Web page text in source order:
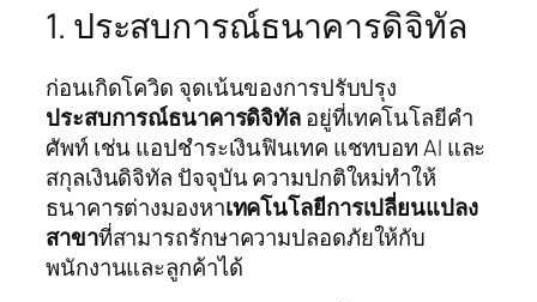
1. ประสบการณ์ธนาคารดิจิทัล
ก่อนเกิดโควิด จุดเน้นของการปรับปรุง
ประสบการณ์ธนาคารดิจิทัลอยู่ที่เทคโนโลยีคำ
ศัพท์ เช่น แอปชำระเงินฟินเทค แชทบอท AI และ
สกุลเงินดิจิทัล ปัจจุบัน ความปกติใหม่ทำให้
ธนาคารต่างมองหาเทคโนโลยีการเปลี่ยนแปลง
สาขาที่สามารถรักษาความปลอดภัยให้กับ
พนักงานและลูกค้าได้